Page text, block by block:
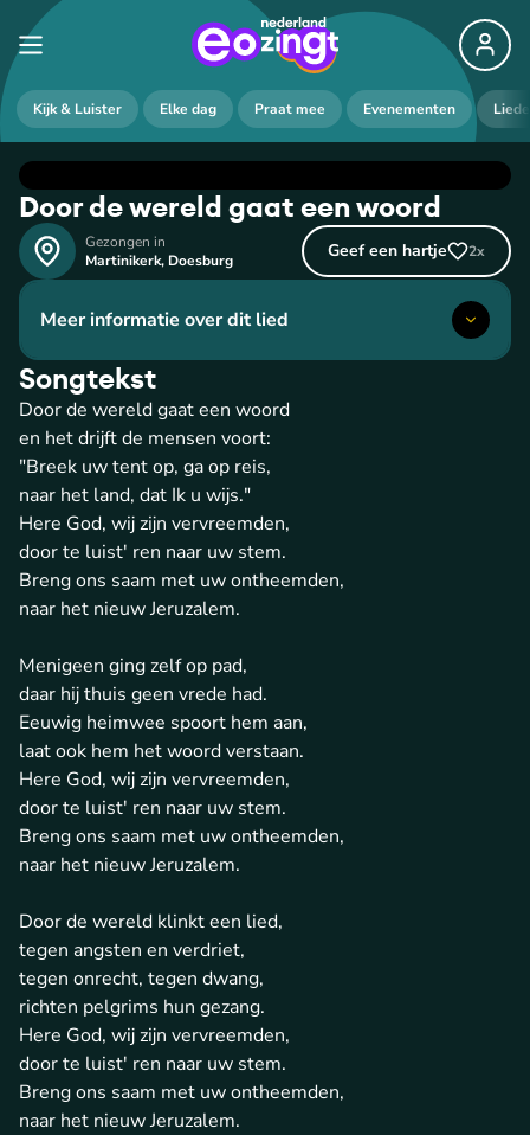
Kijk & Luister Elke dag Praat mee Evenementen
Door de wereld gaat een woord
Gezongen in
Martinikerk, Doesburg Geef een hartje 2x
Meer informatie over dit lied
Songtekst
Door de wereld gaat een woord
en het drijft de mensen voort:
"Breek uw tent op, ga op reis,
naar het land, dat Ik u wijs."
Here God, wij zijn vervreemden,
door te luist' ren naar uw stem.
Breng ons saam met uw ontheemden,
naar het nieuw Jeruzalem.
Menigeen ging zelf op pad,
daar hij thuis geen vrede had.
Eeuwig heimwee spoort hem aan,
laat ook hem het woord verstaan.
Here God, wij zijn vervreemden,
door te luist' ren naar uw stem.
Breng ons saam met uw ontheemden,
naar het nieuw Jeruzalem.
Door de wereld klinkt een lied,
tegen angsten en verdriet,
tegen onrecht, tegen dwang,
richten pelgrims hun gezang.
Here God, wij zijn vervreemden,
door te luist' ren naar uw stem.
Breng ons saam met uw ontheemden,
naar het nieuw Jeruzalem.